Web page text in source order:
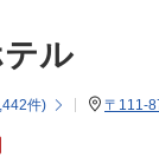
ル
件) 〒111-